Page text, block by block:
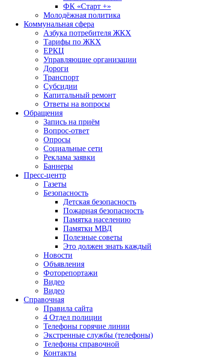
ФК «Старт +»
Молодёжная политика
Коммунальная сфера
Азбука потребителя ЖКХ
Тарифы по ЖКХ
ЕРКЦ
Управляющие организации
Дороги
Транспорт
Субсидии
Капитальный ремонт
Ответы на вопросы
Обращения
Запись на приём
Вопрос-ответ
Опросы
Социальные сети
Реклама заявки
Баннеры
Пресс-центр
Газеты
Безопасность
Детская безопасность
Пожарная безопасность
Памятка населению
Памятки МВД
Полезные советы
Это должен знать каждый
Новости
Объявления
Фоторепортажи
Видео
Видео
Справочная
Правила сайта
4 Отдел полиции
Телефоны горячие линии
Экстренные службы (телефоны)
Телефоны справочной
Контакты